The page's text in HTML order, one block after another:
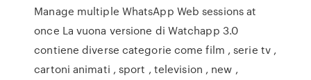
Manage multiple WhatsApp Web sessions at
once La vuona versione di Watchapp 3.0
contiene diverse categorie come film , serie tv ,
cartoni animati , sport , television , new ,